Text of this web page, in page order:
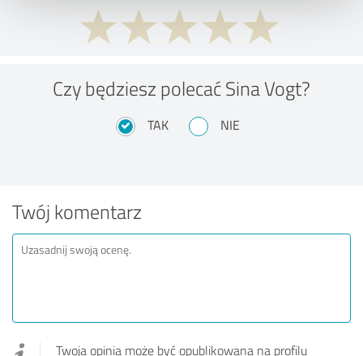
Czy będziesz polecać Sina Vogt?
TAK NIE
Twój komentarz
Twoja opinia może być opublikowana na profilu